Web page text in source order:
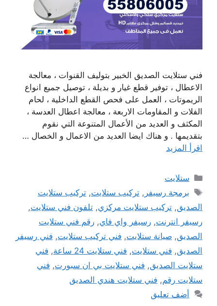
فني ستلايت الصديق الخبير بتوليف القنوات ، معالجة
الاعطال ، توفير قطع غيار و بديلة ، توصيل جميع انواع
الريموتات ، العمل على فحص القطع الداخلية ، لحام
الفلات و المقاومات الاربعة ، معالجة اعطال العدسة ،
المكثف و العديد من الأعمال المتنوعة التي نقوم
بتقديمها . و هناك ايضا العديد من الاعمال و الخصال …
اقرأ المزيد
التصنيفات
ستلايت
الوسوم
برمجة رسيفر ,تركيب ستلايت,تركيب ستلايت
الصديق, تركيب ستلايت مركزي, تلفون فني ستلايت,
رسيفر انترنت, رسيفر واي فاي, رقم فني ستلايت
الصديق, صيانة ستلايت, فني تركيب ستلايت, فني رسيفر
الصديق, فني ستلايت, فني ستلايت 24 ساعة , فني
ستلايت الصديق, فني ستلايت بي ان سبورت, فني
ستلايت رقم, فني ستلايت هندي الصديق
أضف تعليق